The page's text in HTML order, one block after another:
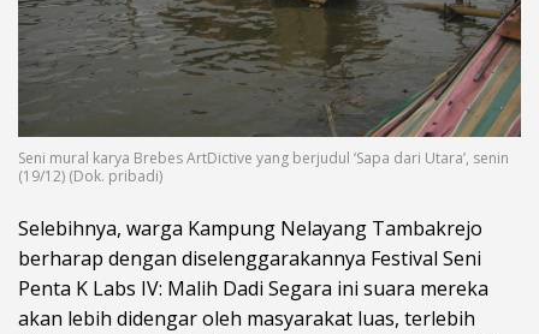
Seni mural karya Brebes ArtDictive yang berjudul ‘Sapa dari Utara’, senin
(19/12) (Dok. pribadi)
Selebihnya, warga Kampung Nelayang Tambakrejo
berharap dengan diselenggarakannya Festival Seni
Penta K Labs IV: Malih Dadi Segara ini suara mereka
akan lebih didengar oleh masyarakat luas, terlebih